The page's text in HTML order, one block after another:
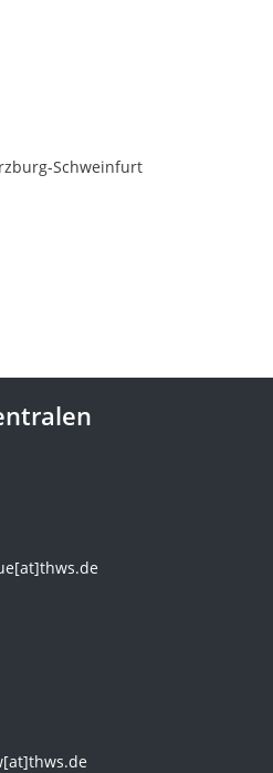
Schweinfurt